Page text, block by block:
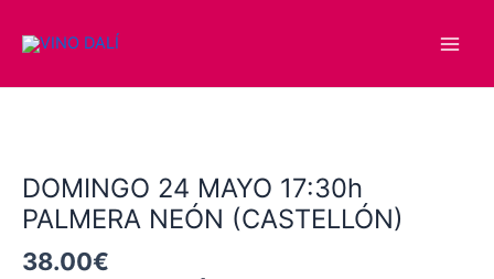
DOMINGO 24 MAYO 17:30h
PALMERA NEÓN (CASTELLÓN)
38.00€
17:30h
PALMERA
NEÓN
(CASTELLÓN)